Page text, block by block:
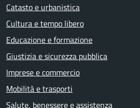
Catasto e urbanistica
Cultura e tempo libero
Educazione e formazione
Giustizia e sicurezza pubblica
Imprese e commercio
Mobilità e trasporti
Salute, benessere e assistenza